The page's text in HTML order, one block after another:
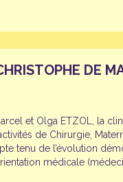
DE
et Olga ETZOL, la
de Chirurgie,
tenu de l’évolution
médicale